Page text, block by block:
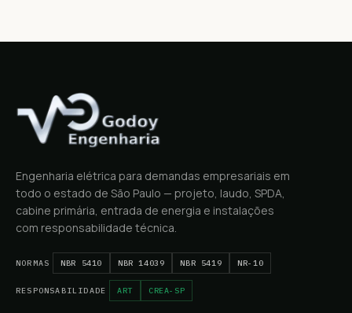
Engenharia elétrica para demandas empresariais em
todo o estado de São Paulo — projeto, laudo, SPDA,
cabine primária, entrada de energia e instalações
com responsabilidade técnica.
NORMAS NBR 5410 NBR 14039 NBR 5419 NR-10
RESPONSABILIDADE ART CREA-SP